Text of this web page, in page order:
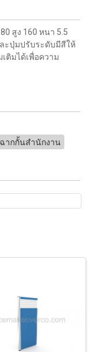
สูง 160 หนา 5.5
ะปุ่มปรับระดับมีสีให้
เติมได้เพื่อความ
ฉากกั้นสำนักงาน